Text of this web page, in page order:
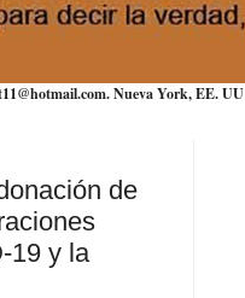
Nueva York,EE. UU
de
19 y la